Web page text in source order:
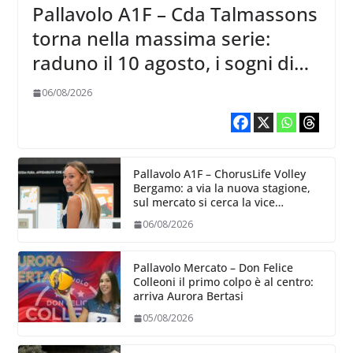
Pallavolo A1F – Cda Talmassons
torna nella massima serie:
raduno il 10 agosto, i sogni di
salvezza di Julie Lengweiler,
06/08/2026
Pallavolo A1F – ChorusLife Volley
Bergamo: a via la nuova stagione,
sul mercato si cerca la vice
06/08/2026
Pallavolo Mercato – Don Felice
Colleoni il primo colpo è al centro:
arriva Aurora Bertasi
05/08/2026